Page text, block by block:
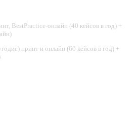
BestPractice-онлайн (40 кейсов в год) +
принт и онлайн (60 кейсов в год) +